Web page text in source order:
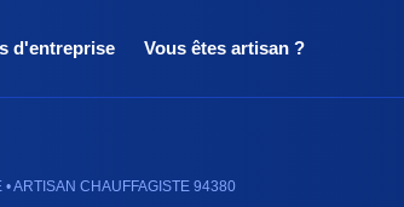
d'entreprise Vous êtes artisan ?
ARTISAN CHAUFFAGISTE 94380